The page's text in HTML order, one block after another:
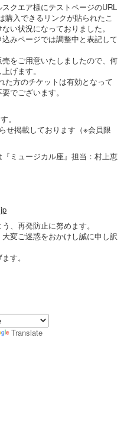
クエア様にテストページのURL
購入できるリンクが貼られたこ
い状況になっておりました。
みページでは調整中と表記して
をご用意いたしましたので、何
げます。
た方のチケットは有効となって
でございます。
。
せ掲載しております（※会員限
ミュージカル座』担当：村上恵
、再発防止に努めます。
変ご迷惑をおかけし誠に申し訳
す。
Translate